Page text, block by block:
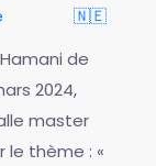
🇳🇪
de
2024,
master
thème : «